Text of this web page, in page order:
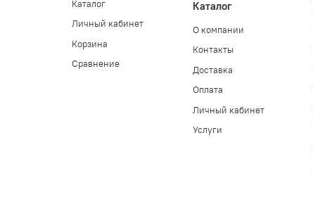
Каталог
Личный кабинет
Корзина
Сравнение
Каталог
О компании
Контакты
Доставка
Оплата
Личный кабинет
Услуги